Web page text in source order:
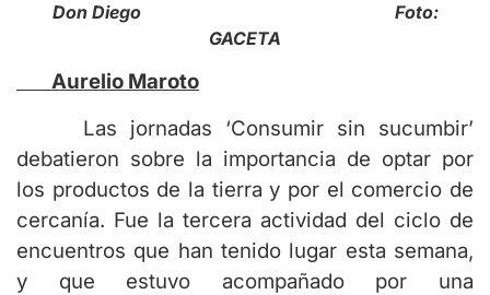
Don Diego Foto:
GACETA
Aurelio Maroto
Las jornadas ‘Consumir sin sucumbir’
debatieron sobre la importancia de optar por
los productos de la tierra y por el comercio de
cercanía. Fue la tercera actividad del ciclo de
encuentros que han tenido lugar esta semana,
y que estuvo acompañado por una